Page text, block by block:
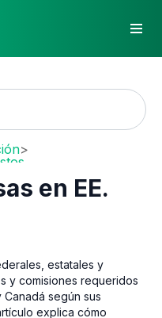
>
en EE.
estatales y
y comisiones requeridos
según sus
explica cómo